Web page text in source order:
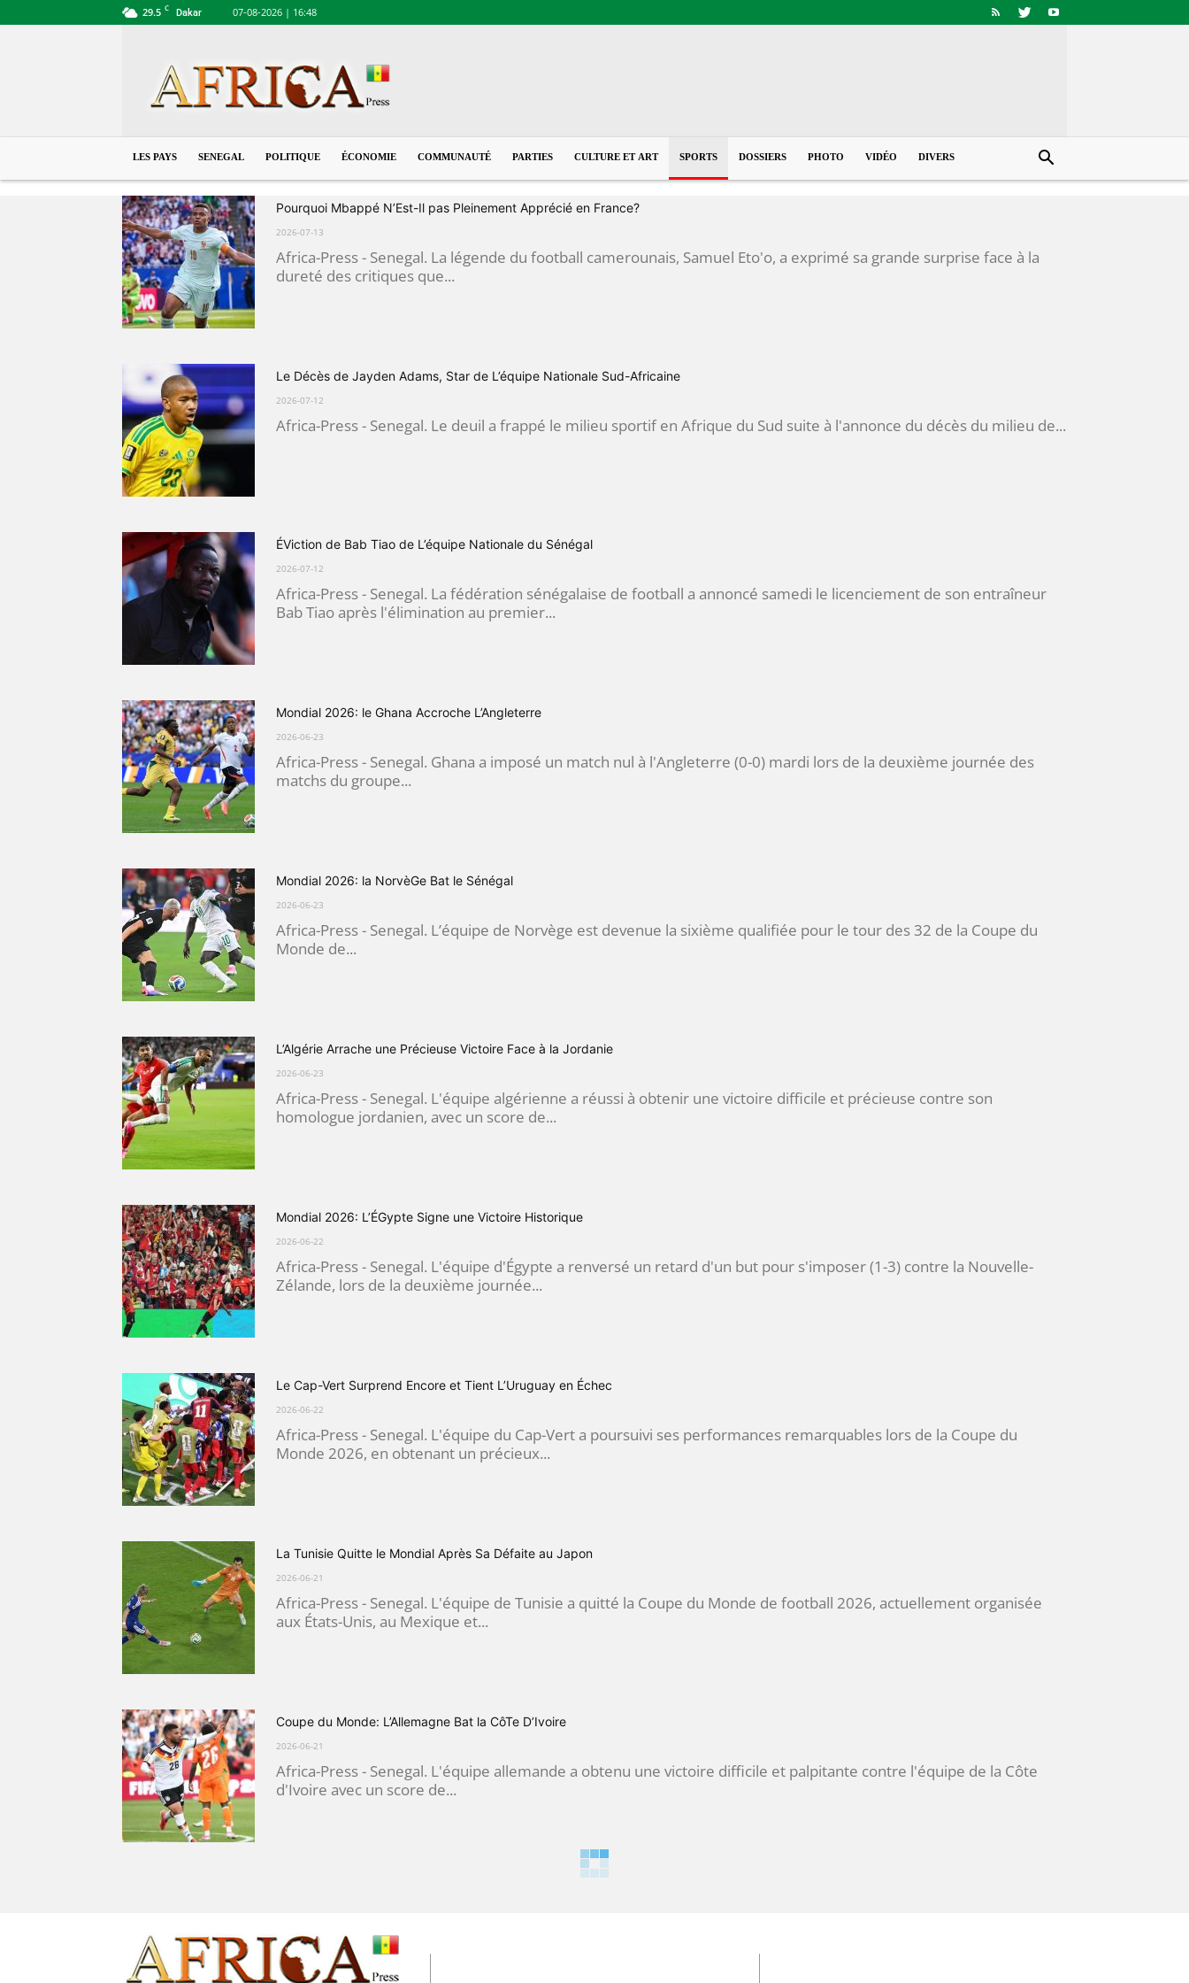
29.5 C Dakar 07-08-2026 | 16:48
LES PAYS SENEGAL POLITIQUE ÉCONOMIE COMMUNAUTÉ PARTIES CULTURE ET ART SPORTS DOSSIERS PHOTO VIDÉO DIVERS
Pourquoi Mbappé N’Est-Il pas Pleinement Apprécié en France?
2026-07-13
Africa-Press - Senegal. La légende du football camerounais, Samuel Eto'o, a exprimé sa grande surprise face à la
dureté des critiques que...
Le Décès de Jayden Adams, Star de L’équipe Nationale Sud-Africaine
2026-07-12
Africa-Press - Senegal. Le deuil a frappé le milieu sportif en Afrique du Sud suite à l'annonce du décès du milieu de...
ÉViction de Bab Tiao de L’équipe Nationale du Sénégal
2026-07-12
Africa-Press - Senegal. La fédération sénégalaise de football a annoncé samedi le licenciement de son entraîneur
Bab Tiao après l'élimination au premier...
Mondial 2026: le Ghana Accroche L’Angleterre
2026-06-23
Africa-Press - Senegal. Ghana a imposé un match nul à l'Angleterre (0-0) mardi lors de la deuxième journée des
matchs du groupe...
Mondial 2026: la NorvèGe Bat le Sénégal
2026-06-23
Africa-Press - Senegal. L’équipe de Norvège est devenue la sixième qualifiée pour le tour des 32 de la Coupe du
Monde de...
L’Algérie Arrache une Précieuse Victoire Face à la Jordanie
2026-06-23
Africa-Press - Senegal. L'équipe algérienne a réussi à obtenir une victoire difficile et précieuse contre son
homologue jordanien, avec un score de...
Mondial 2026: L’ÉGypte Signe une Victoire Historique
2026-06-22
Africa-Press - Senegal. L'équipe d'Égypte a renversé un retard d'un but pour s'imposer (1-3) contre la Nouvelle-
Zélande, lors de la deuxième journée...
Le Cap-Vert Surprend Encore et Tient L’Uruguay en Échec
2026-06-22
Africa-Press - Senegal. L'équipe du Cap-Vert a poursuivi ses performances remarquables lors de la Coupe du
Monde 2026, en obtenant un précieux...
La Tunisie Quitte le Mondial Après Sa Défaite au Japon
2026-06-21
Africa-Press - Senegal. L'équipe de Tunisie a quitté la Coupe du Monde de football 2026, actuellement organisée
aux États-Unis, au Mexique et...
Coupe du Monde: L’Allemagne Bat la CôTe D’Ivoire
2026-06-21
Africa-Press - Senegal. L'équipe allemande a obtenu une victoire difficile et palpitante contre l'équipe de la Côte
d'Ivoire avec un score de...